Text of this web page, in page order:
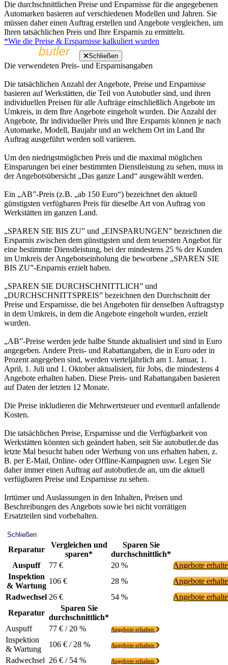
Die durchschnittlichen Preise und Ersparnisse für die angegebenen
Automarken basieren auf verschiedenen Modellen und Jahren. Sie
müssen daher einen Auftrag erstellen und Angebote vergleichen, um
Ihren tatsächlichen Preis und Ihre Ersparnis zu ermitteln.
*Wie die Preise & Ersparnisse kalkuliert wurden
Schließen
Die verwendeten Preis- und Ersparnisangaben
Die tatsächlichen Anzahl der Angebote, Preise und Ersparnisse
basieren auf Werkstätten, die Teil von Autobutler sind, und ihren
individuellen Preisen für alle Aufträge einschließlich Angebote im
Umkreis, in dem Ihre Angebote eingeholt wurden. Die Anzahl der
Angebote, Ihr individueller Preis und Ihre Ersparnis können je nach
Automarke, Modell, Baujahr und an welchem Ort im Land Ihr
Auftrag ausgeführt werden soll variieren.
Um den niedrigstmöglichen Preis und die maximal möglichen
Einsparungen bei einer bestimmten Dienstleistung zu sehen, muss in
der Angebotsübersicht „Das ganze Land“ ausgewählt werden.
Ein „AB”-Preis (z.B. „ab 150 Euro“) bezeichnet den aktuell
günstigsten verfügbaren Preis für dieselbe Art von Auftrag von
Werkstätten im ganzen Land.
„SPAREN SIE BIS ZU” und „EINSPARUNGEN” bezeichnen die
Ersparnis zwischen dem günstigsten und dem teuersten Angebot für
eine bestimmte Dienstleistung, bei der mindestens 25 % der Kunden
im Umkreis der Angebotseinholung die beworbene „SPAREN SIE
BIS ZU”-Ersparnis erzielt haben.
„SPAREN SIE DURCHSCHNITTLICH” und
„DURCHSCHNITTSPREIS” bezeichnen den Durchschnitt der
Preise und Ersparnisse, die bei Angeboten für denselben Auftragstyp
in dem Umkreis, in dem die Angebote eingeholt wurden, erzielt
wurden.
„AB”-Preise werden jede halbe Stunde aktualisiert und sind in Euro
angegeben. Andere Preis- und Rabattangaben, die in Euro oder in
Prozent angegeben sind, werden vierteljährlich am 1. Januar, 1.
April, 1. Juli und 1. Oktober aktualisiert, für Jobs, die mindestens 4
Angebote erhalten haben. Diese Preis- und Rabattangaben basieren
auf Daten der letzten 12 Monate.
Die Preise inkludieren die Mehrwertsteuer und eventuell anfallende
Kosten.
Die tatsächlichen Preise, Ersparnisse und die Verfügbarkeit von
Werkstätten könnten sich geändert haben, seit Sie autobutler.de das
letzte Mal besucht haben oder Werbung von uns erhalten haben, z.
B. per E-Mail, Online- oder Offline-Kampagnen usw. Legen Sie
daher immer einen Auftrag auf autobutler.de an, um die aktuell
verfügbaren Preise und Ersparnisse zu sehen.
Irrtümer und Auslassungen in den Inhalten, Preisen und
Beschreibungen des Angebots sowie bei nicht vorrätigen
Ersatzteilen sind vorbehalten.
Schließen
Reparatur
Vergleichen und
sparen*
Sparen Sie
durchschnittlich*
Auspuff
77 € 20 %
Angebote
Inspektion
& Wartung
106 € 28 %
Angebote
Radwechsel 26 € 54 %
Angebote
Reparatur
Sparen Sie
durchschnittlich*
Auspuff
77 € / 20 % Angebote erhalten
Inspektion
& Wartung
106 € / 28 % Angebote erhalten
Radwechsel 26 € / 54 % Angebote erhalten